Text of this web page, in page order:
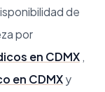
de
por
en CDMX ,
en CDMXy